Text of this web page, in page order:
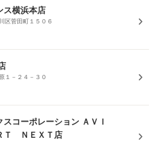
ス横浜本店
区菅田町１５０６
１－２４－３０
スコーポレーション ＡＶＩ
Ｔ ＮＥＸＴ店